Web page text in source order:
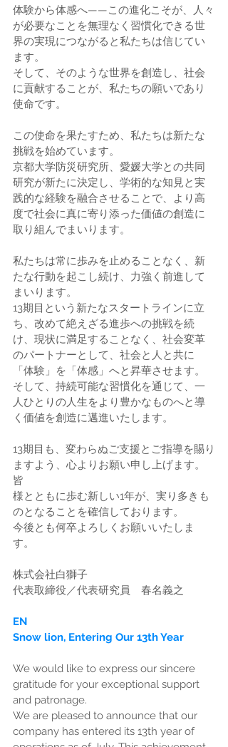
体験から体感へ——この進化こそが、人々
が必要なことを無理なく習慣化できる世
界の実現につながると私たちは信じてい
ます。
そして、そのような世界を創造し、社会
に貢献することが、私たちの願いであり
使命です。
この使命を果たすため、私たちは新たな
挑戦を始めています。
京都大学防災研究所、愛媛大学との共同
研究が新たに決定し、学術的な知見と実
践的な経験を融合させることで、より高
度で社会に真に寄り添った価値の創造に
取り組んでまいります。
私たちは常に歩みを止めることなく、新
たな行動を起こし続け、力強く前進して
まいります。
13期目という新たなスタートラインに立
ち、改めて絶えざる進歩への挑戦を続
け、現状に満足することなく、社会変革
のパートナーとして、社会と人と共に
「体験」を「体感」へと昇華させます。
そして、持続可能な習慣化を通じて、一
人ひとりの人生をより豊かなものへと導
く価値を創造に邁進いたします。
13期目も、変わらぬご支援とご指導を賜り
ますよう、心よりお願い申し上げます。
皆
様とともに歩む新しい1年が、実り多きも
のとなることを確信しております。
今後とも何卒よろしくお願いいたしま
す。
株式会社白獅子
代表取締役／代表研究員　春名義之
EN
Snow lion, Entering Our 13th Year
We would like to express our sincere
gratitude for your exceptional support
and patronage.
We are pleased to announce that our
company has entered its 13th year of